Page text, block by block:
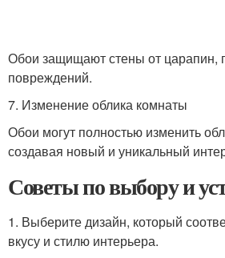
Обои защищают стены от царапин,
повреждений.
7. Изменение облика комнаты
Обои могут полностью изменить
создавая новый и уникальный
Советы по выбору и
1. Выберите дизайн, который
вкусу и стилю интерьера.